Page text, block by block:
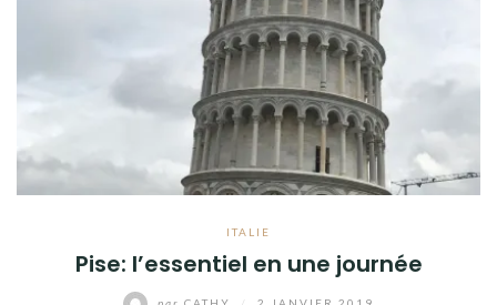
ITALIE
Pise: l’essentiel en une journée